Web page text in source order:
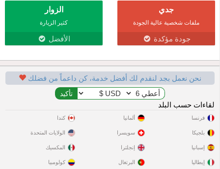
جدي
ملفات شخصية عالية الجودة
جودة مؤكدة
الزوار
كثير الزيارة
الأفضل
نحن نعمل بجد لنقدم لك أفضل خدمة، كن داعماً من فضلك
لقاءات حسب البلد
فرنسا
بلجيكا
إسبانيا
إيطاليا
ألمانيا
سويسرا
إنجلترا
البرتغال
كندا
الولايات المتحدة
المكسيك
كولومبيا